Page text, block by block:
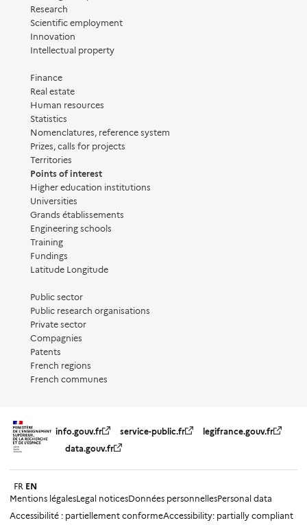
Research
Scientific employment
Innovation
Intellectual property
Finance
Real estate
Human resources
Statistics
Nomenclatures, reference system
Prizes, calls for projects
Territories
Points of interest
Higher education institutions
Universities
Grands établissements
Engineering schools
Training
Fundings
Latitude Longitude
Public sector
Public research organisations
Private sector
Compagnies
Patents
French regions
French communes
info.gouv.fr service-public.fr
legifrance.gouv.fr
data.gouv.fr
FR EN
Mentions légalesLegal noticesDonnées personnellesPersonal data
Accessibilité : partiellement conformeAccessibility: partially compliant